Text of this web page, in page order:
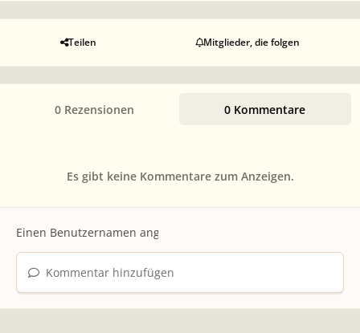
Teilen Mitglieder, die folgen
0 Rezensionen 0 Kommentare
Es gibt keine Kommentare zum Anzeigen.
Kommentar hinzufügen